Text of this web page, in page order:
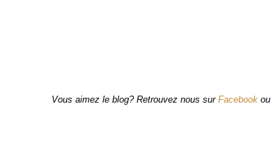
Vous aimez le blog? Retrouvez nous sur Facebook ou